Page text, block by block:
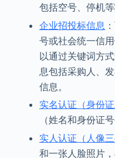
包括空号、停机等
企业招投标信息
号或社会统一信
以通过关键词方
息包括采购人、
信息。
实名认证（身份证
（姓名和身份证
实人认证（人像三
和一张人脸照片